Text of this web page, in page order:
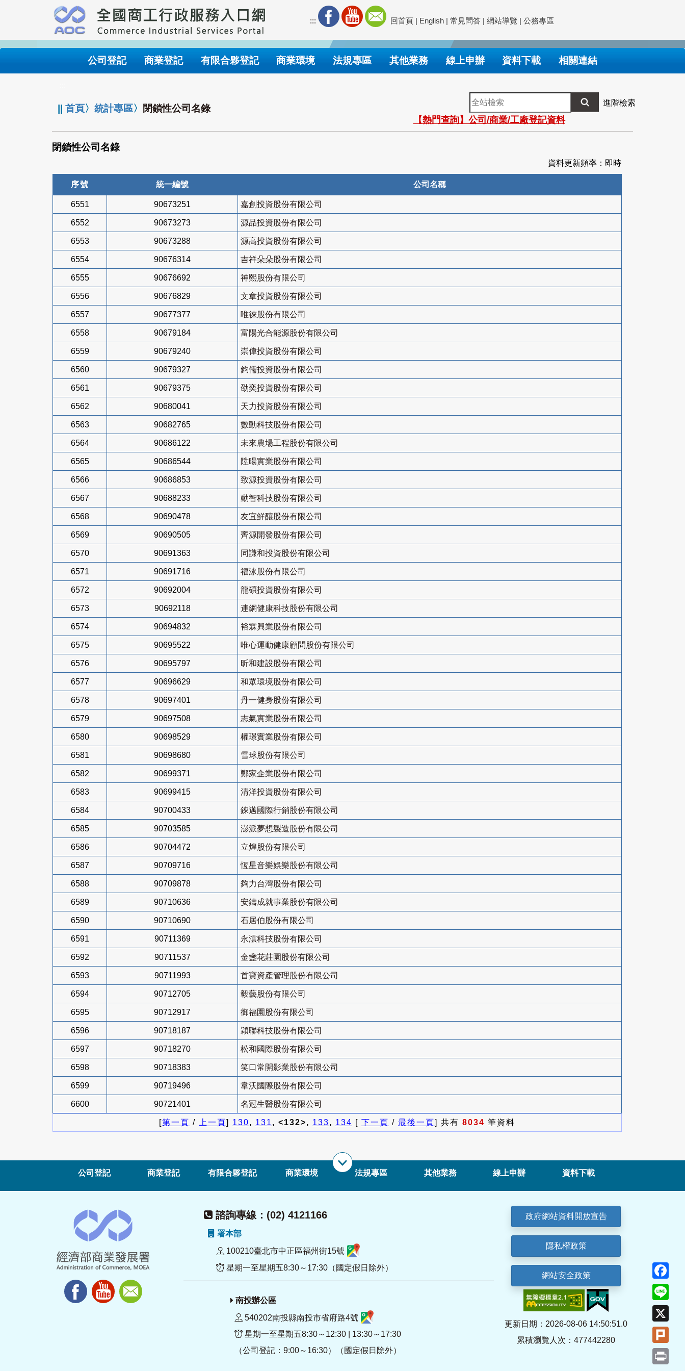
要
內
::: 回首頁 | English | 常見問答 | 網站導覽 | 公務專區
公司登記 商業登記 有限合夥登記 商業環境 法規專區 其他業務 線上申辦 資料下載 相關連結
||首頁〉統計專區〉 閉鎖性公司名錄
全
站
檢
索
進階檢索
【熱門查詢】公司/商業/工廠登記資料
閉鎖性公司名錄
資料更新頻率：即時
序號 統一編號 公司名稱
6551 90673251 嘉創投資股份有限公司
6552 90673273 源品投資股份有限公司
6553 90673288 源高投資股份有限公司
6554 90676314 吉祥朵朵股份有限公司
6555 90676692 神熙股份有限公司
6556 90676829 文章投資股份有限公司
6557 90677377 唯徠股份有限公司
6558 90679184 富陽光合能源股份有限公司
6559 90679240 崇偉投資股份有限公司
6560 90679327 鈞儒投資股份有限公司
6561 90679375 劭奕投資股份有限公司
6562 90680041 天力投資股份有限公司
6563 90682765 數動科技股份有限公司
6564 90686122 未來農場工程股份有限公司
6565 90686544 陞暘實業股份有限公司
6566 90686853 致源投資股份有限公司
6567 90688233 動智科技股份有限公司
6568 90690478 友宜鮮釀股份有限公司
6569 90690505 齊源開發股份有限公司
6570 90691363 同謙和投資股份有限公司
6571 90691716 福泳股份有限公司
6572 90692004 龍碩投資股份有限公司
6573 90692118 連網健康科技股份有限公司
6574 90694832 裕霖興業股份有限公司
6575 90695522 唯心運動健康顧問股份有限公司
6576 90695797 昕和建設股份有限公司
6577 90696629 和眾環境股份有限公司
6578 90697401 丹一健身股份有限公司
6579 90697508 志氣實業股份有限公司
6580 90698529 權璟實業股份有限公司
6581 90698680 雪球股份有限公司
6582 90699371 鄭家企業股份有限公司
6583 90699415 清洋投資股份有限公司
6584 90700433 錸邁國際行銷股份有限公司
6585 90703585 澎派夢想製造股份有限公司
6586 90704472 立煌股份有限公司
6587 90709716 恆星音樂娛樂股份有限公司
6588 90709878 夠力台灣股份有限公司
6589 90710636 安鑄成就事業股份有限公司
6590 90710690 石居伯股份有限公司
6591 90711369 永澐科技股份有限公司
6592 90711537 金盞花莊園股份有限公司
6593 90711993 首寶資產管理股份有限公司
6594 90712705 毅藝股份有限公司
6595 90712917 御福園股份有限公司
6596 90718187 穎聯科技股份有限公司
6597 90718270 松和國際股份有限公司
6598 90718383 笑口常開影業股份有限公司
6599 90719496 韋沃國際股份有限公司
6600 90721401 名冠生醫股份有限公司
[第一頁 / 上一頁] 130, 131, <132>, 133, 134 [ 下一頁 / 最後一頁] 共有 8034 筆資料
公司登記 商業登記 有限合夥登記 商業環境 法規專區 其他業務 線上申辦 資料下載
諮詢專線：(02) 4121166
署本部
100210臺北市中正區福州街15號
星期一至星期五8:30～17:30（國定假日除外）
南投辦公區
540202南投縣南投市省府路4號
星期一至星期五8:30～12:30 | 13:30～17:30
（公司登記：9:00～16:30）（國定假日除外）
政府網站資料開放宣告
隱私權政策
網站安全政策
更新日期：2026-08-06 14:50:51.0
累積瀏覽人次：477442280